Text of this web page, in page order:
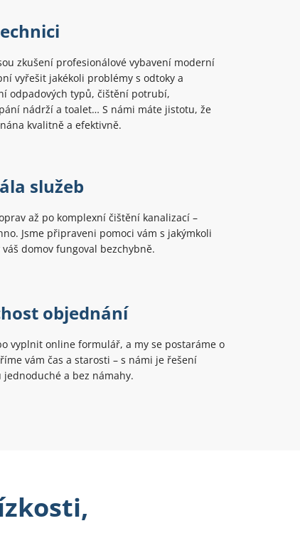
zkušení profesionálové vybavení moderní
vyřešit jakékoli problémy s odtoky a
odpadových typů, čištění potrubí,
nádrží a toalet… S námi máte jistotu, že
kvalitně a efektivně.
služeb
až po komplexní čištění kanalizací –
Jsme připraveni pomoci vám s jakýmkoli
domov fungoval bezchybně.
objednání
vyplnit online formulář, a my se postaráme o
vám čas a starosti – s námi je řešení
a bez námahy.